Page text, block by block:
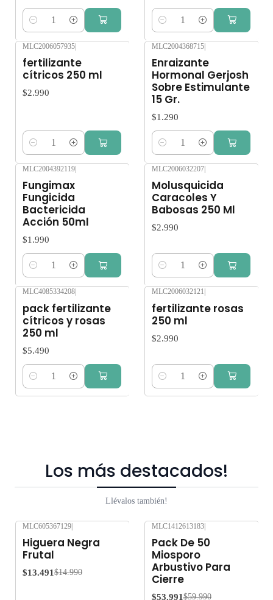
Cantidad Cantidad
MLC2006057935|
fertilizante
cítricos 250 ml
$2.990
Cantidad
MLC2004368715|
Enraizante
Hormonal Gerjosh
Sobre Estimulante
15 Gr.
$1.290
Cantidad
MLC2004392119
Fungimax
Fungicida
Bactericida
Acción 50ml
$1.990
Cantidad
MLC2006032207
Molusquicida
Caracoles Y
Babosas 250 Ml
$2.990
Cantidad
MLC4085334208
pack fertilizante
cítricos y rosas
250 ml
$5.490
Cantidad
MLC2006032121
fertilizante rosas
250 ml
$2.990
Cantidad
Los más destacados!
Llévalos también!
MLC605367129|
Higuera Negra
Frutal
$13.491 $14.990
MLC1412613183|
Pack De 50
Miosporo
Arbustivo Para
Cierre
$53.991 $59.990